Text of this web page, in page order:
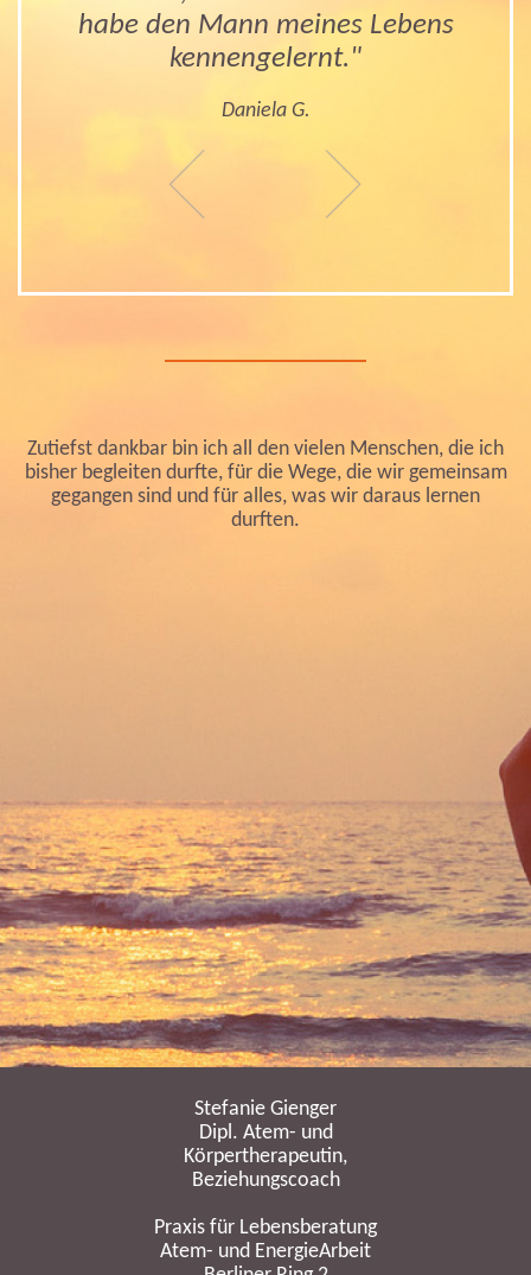
habe den Mann meines Lebens
kennengelernt."
Daniela G.
Zutiefst dankbar bin ich all den vielen Menschen, die ich
bisher begleiten durfte, für die Wege, die wir gemeinsam
gegangen sind und für alles, was wir daraus lernen
durften.
Stefanie Gienger
Dipl. Atem- und
Körpertherapeutin,
Beziehungscoach
Praxis für Lebensberatung
Atem- und EnergieArbeit